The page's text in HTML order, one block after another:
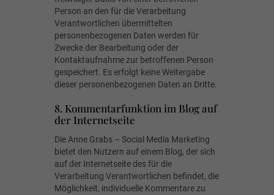
Person an den für die Verarbeitung
Verantwortlichen übermittelten
personenbezogenen Daten werden für
Zwecke der Bearbeitung oder der
Kontaktaufnahme zur betroffenen Person
gespeichert. Es erfolgt keine Weitergabe
dieser personenbezogenen Daten an Dritte.
8. Kommentarfunktion im Blog auf
der Internetseite
Die Anne Grabs – Social Media Marketing
bietet den Nutzern auf einem Blog, der sich
auf der Internetseite des für die
Verarbeitung Verantwortlichen befindet, die
Möglichkeit, individuelle Kommentare zu